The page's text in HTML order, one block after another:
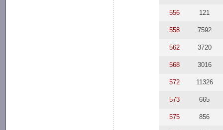
556 121
558 7592
562 3720
568 3016
572 11326
573 665
575 856